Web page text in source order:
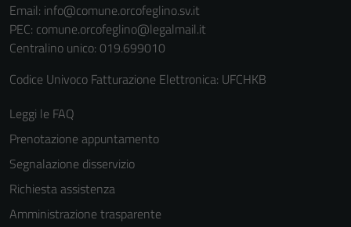
Email: info@comune.orcofeglino.sv.it
PEC: comune.orcofeglino@legalmail.it
Centralino unico: 019.699010
Codice Univoco Fatturazione Elettronica: UFCHKB
Leggi le FAQ
Prenotazione appuntamento
Segnalazione disservizio
Richiesta assistenza
Amministrazione trasparente
funzionamento
possono